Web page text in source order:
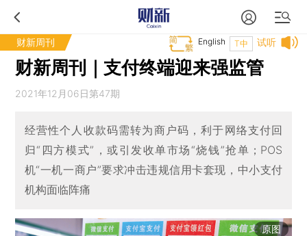
财新周刊 试听
T中
English
财新周刊｜支付终端迎来强监管
2021年12月06日第47期
经营性个人收款码需转为商户码，利于网络支付回
归“四方模式”，或引发收单市场“烧钱”抢单；POS
机“一机一商户”要求冲击违规信用卡套现，中小支付
机构面临阵痛
原图